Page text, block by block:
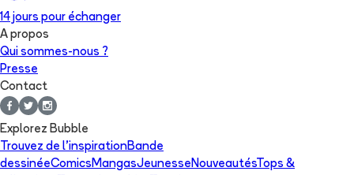
14 jours pour échanger
A propos
Qui sommes-nous ?
Presse
Contact
Explorez Bubble
Trouvez de l'inspirationBande
dessinéeComicsMangasJeunesseNouveautésTops &